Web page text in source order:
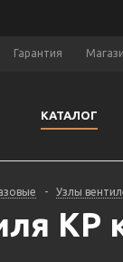
Гарантия
КАТАЛОГ
- Узлы
КР